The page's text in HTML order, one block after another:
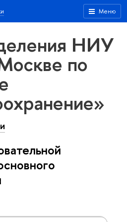
Меню
НИУ
по